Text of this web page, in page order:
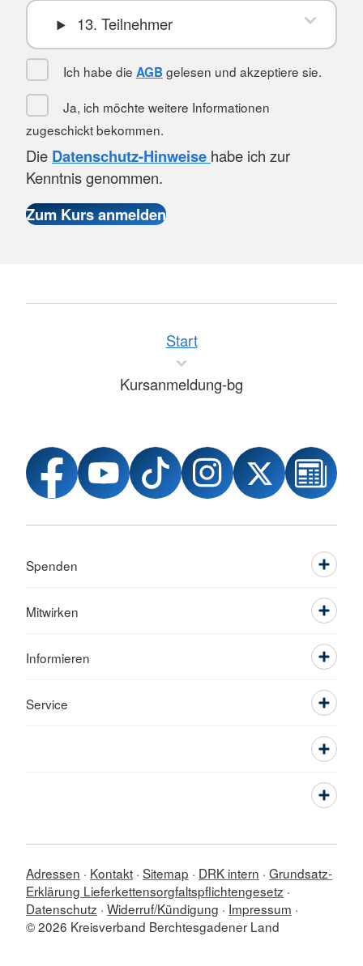
13. Teilnehmer
Ich habe die AGB gelesen und akzeptiere sie.
Ja, ich möchte weitere Informationen
zugeschickt bekommen.
Die Datenschutz-Hinweise habe ich zur
Kenntnis genommen.
Start
Kursanmeldung-bg
Spenden
Mitwirken
Informieren
Service
Adressen Kontakt Sitemap DRK intern Grundsatz-
Erklärung Lieferkettensorgfaltspflichtengesetz
Datenschutz Widerruf/Kündigung
Impressum
© 2026 Kreisverband Berchtesgadener Land